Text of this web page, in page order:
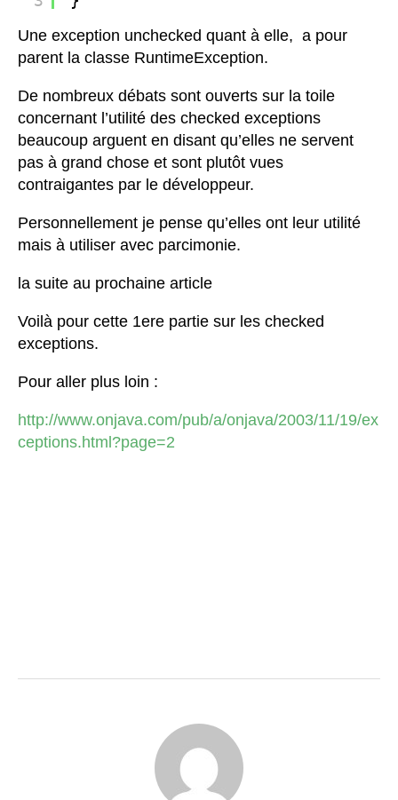
Une exception unchecked quant à elle, a pour
parent la classe RuntimeException.
De nombreux débats sont ouverts sur la toile
concernant l’utilité des checked exceptions
beaucoup arguent en disant qu’elles ne servent
pas à grand chose et sont plutôt vues
contraigantes par le développeur.
Personnellement je pense qu’elles ont leur utilité
mais à utiliser avec parcimonie.
la suite au prochaine article
Voilà pour cette 1ere partie sur les checked
exceptions.
Pour aller plus loin :
http://www.onjava.com/pub/a/onjava/2003/11/19/ex
ceptions.html?page=2